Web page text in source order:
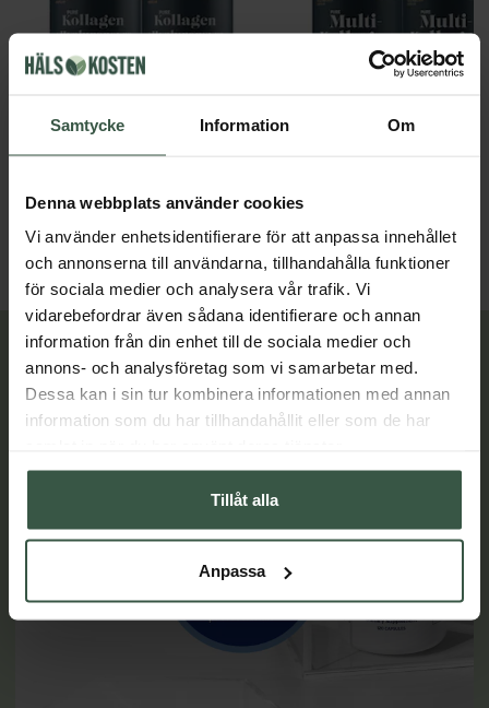
Samtycke Information Om
Denna webbplats använder cookies
Vi använder enhetsidentifierare för att anpassa innehållet
och annonserna till användarna, tillhandahålla funktioner
för sociala medier och analysera vår trafik. Vi
vidarebefordrar även sådana identifierare och annan
information från din enhet till de sociala medier och
annons- och analysföretag som vi samarbetar med.
Dessa kan i sin tur kombinera informationen med annan
information som du har tillhandahållit eller som de har
Tillåt alla
Anpassa
LÄGG I VARUKORGEN LÄGG I VARUKORGEN
Lär dig mer